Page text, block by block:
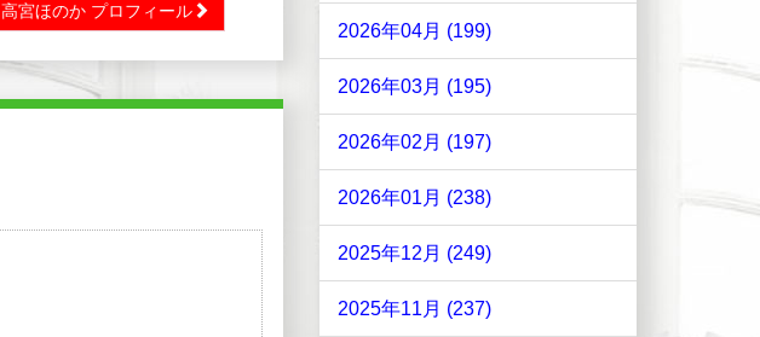
高宮ほのか プロフィール
2026年04月 (199)
2026年03月 (195)
2026年02月 (197)
2026年01月 (238)
2025年12月 (249)
2025年11月 (237)